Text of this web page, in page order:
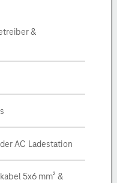
&
AC Ladestation
5x6 mm² &